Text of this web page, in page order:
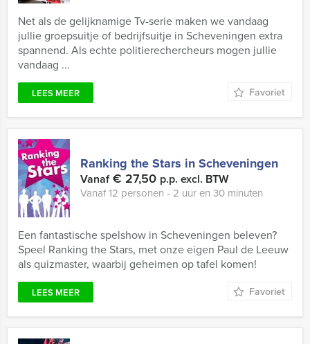
Net als de gelijknamige Tv-serie maken we vandaag
jullie groepsuitje of bedrijfsuitje in Scheveningen extra
spannend. Als echte politierechercheurs mogen jullie
vandaag ...
LEES MEER Favoriet
Ranking the Stars in Scheveningen
Vanaf€ 27,50 p.p. excl. BTW
Vanaf 12 personen ‐ 2 uur en 30 minuten
Een fantastische spelshow in Scheveningen beleven?
Speel Ranking the Stars, met onze eigen Paul de Leeuw
als quizmaster, waarbij geheimen op tafel komen!
LEES MEER Favoriet